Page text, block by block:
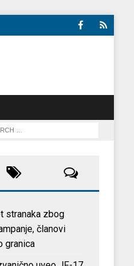
stranaka zbog
članovi
granica